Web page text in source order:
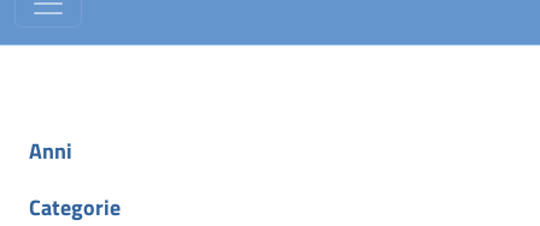
Anni
Categorie